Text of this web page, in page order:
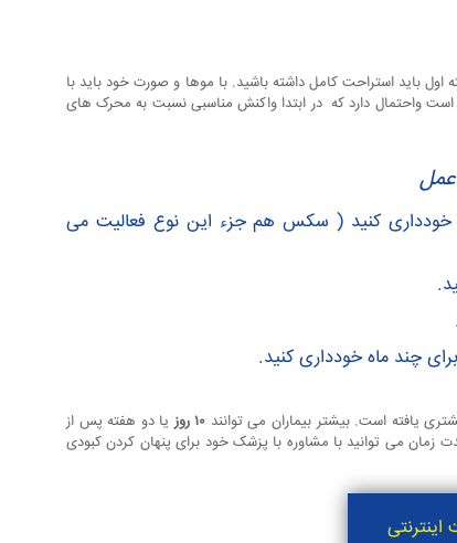
باید استراحت کامل داشته باشید. با موها و صورت خود باید با
واحتمال دارد که در ابتدا واکنش مناسبی نسبت به محرک های
خودداری کنید ( سکس هم جزء این نوع فعالیت می
چند ماه خودداری کنید.
یافته است. بیشتر بیماران می توانند ۱۰ روز
یا دو هفته پس از
زمان می توانید با مشاوره با پزشک خود برای پنهان کردن کبودی